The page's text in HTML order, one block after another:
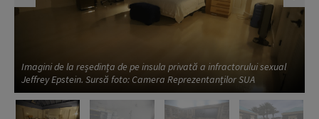
Imagini de la reședința de pe insula privată a infractorului sexual
Jeffrey Epstein. Sursă foto: Camera Reprezentanților SUA